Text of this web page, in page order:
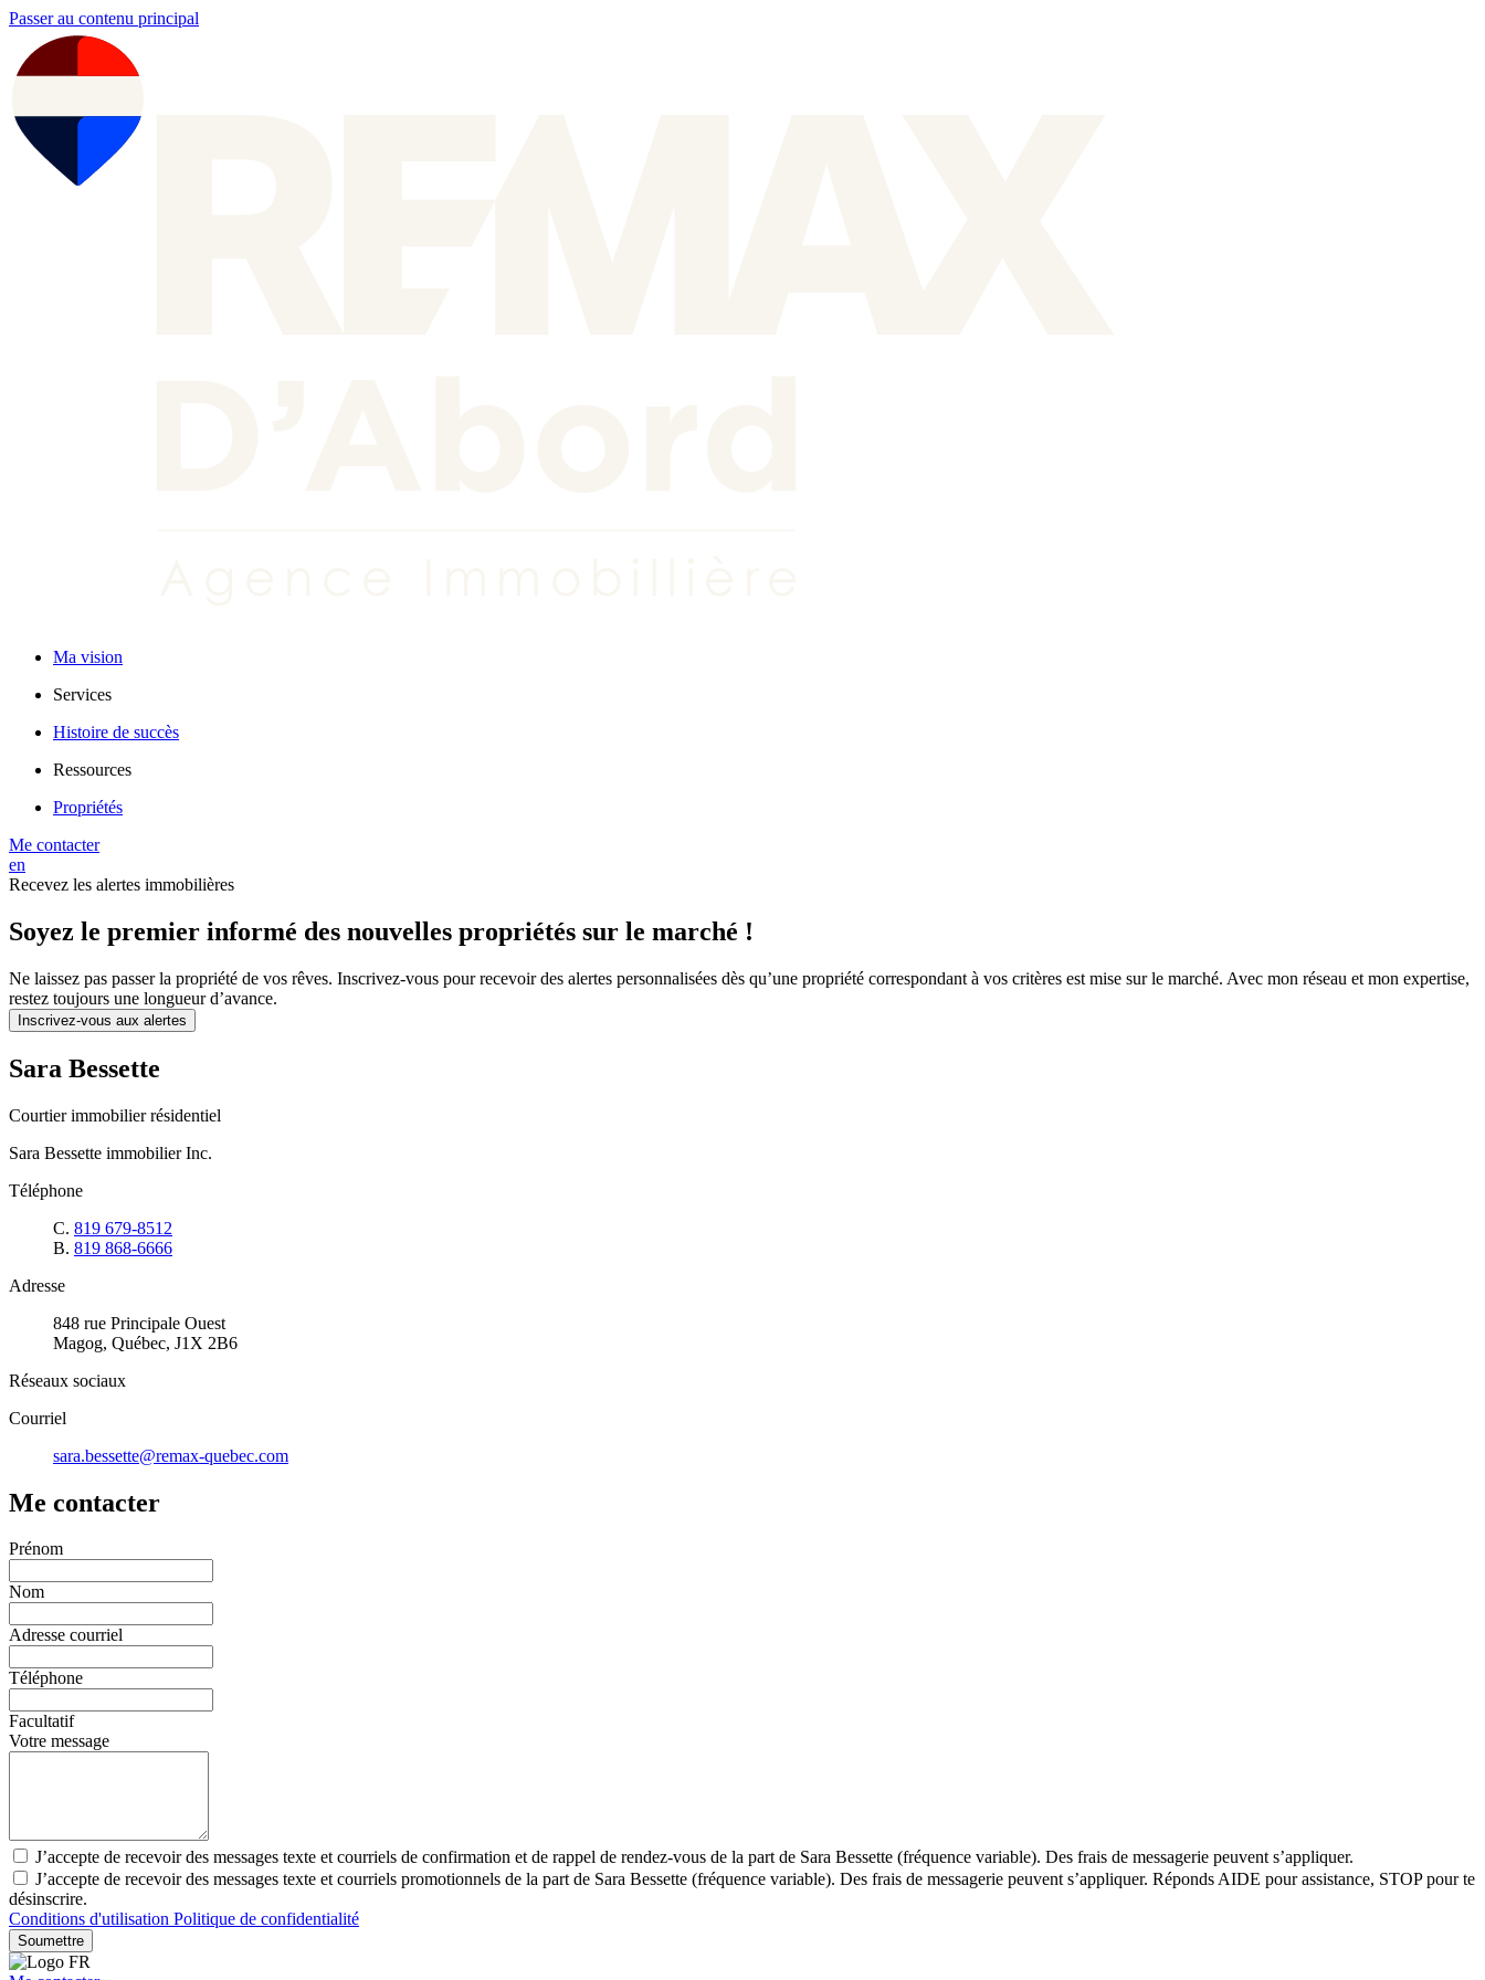
Passer au contenu principal
Ma vision
Services
Histoire de succès
Ressources
Propriétés
Me contacter
en
Recevez les alertes immobilières
Soyez le premier informé des nouvelles propriétés sur le marché !
Ne laissez pas passer la propriété de vos rêves. Inscrivez-vous pour recevoir des alertes personnalisées dès qu’une propriété correspondant à vos critères est mise sur le marché. Avec mon réseau et mon expertise,
restez toujours une longueur d’avance.
Inscrivez-vous aux alertes
Sara Bessette
Courtier immobilier résidentiel
Sara Bessette immobilier Inc.
Téléphone
C. 819 679-8512
B. 819 868-6666
Adresse
848 rue Principale Ouest
Magog, Québec, J1X 2B6
Réseaux sociaux
Courriel
sara.bessette@remax-quebec.com
Me contacter
Prénom
Nom
Adresse courriel
Téléphone
Facultatif
Votre message
J’accepte de recevoir des messages texte et courriels de confirmation et de rappel de rendez-vous de la part de Sara Bessette (fréquence variable). Des frais de messagerie peuvent s’appliquer.
J’accepte de recevoir des messages texte et courriels promotionnels de la part de Sara Bessette (fréquence variable). Des frais de messagerie peuvent s’appliquer. Réponds AIDE pour assistance, STOP pour te
désinscrire.
Conditions d'utilisation Politique de confidentialité
Soumettre